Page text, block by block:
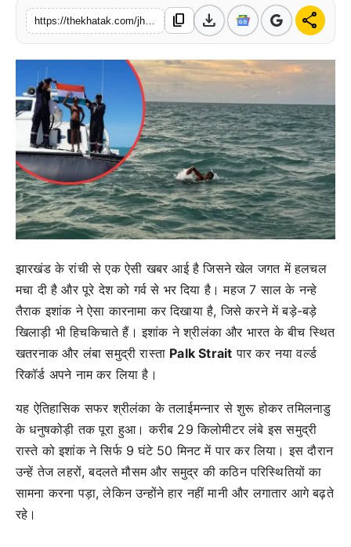
लाइफस्टाइल content_copy download share
झारखंड के रांची से एक ऐसी खबर आई है जिसने खेल जगत में हलचल
मचा दी है और पूरे देश को गर्व से भर दिया है। महज 7 साल के नन्हे
तैराक इशांक ने ऐसा कारनामा कर दिखाया है, जिसे करने में बड़े-बड़े
खिलाड़ी भी हिचकिचाते हैं। इशांक ने श्रीलंका और भारत के बीच स्थित
खतरनाक और लंबा समुद्री रास्ता Palk Strait पार कर नया वर्ल्ड
रिकॉर्ड अपने नाम कर लिया है।
यह ऐतिहासिक सफर श्रीलंका के तलाईमन्नार से शुरू होकर तमिलनाडु
के धनुषकोड़ी तक पूरा हुआ। करीब 29 किलोमीटर लंबे इस समुद्री
रास्ते को इशांक ने सिर्फ 9 घंटे 50 मिनट में पार कर लिया। इस दौरान
उन्हें तेज लहरों, बदलते मौसम और समुद्र की कठिन परिस्थितियों का
सामना करना पड़ा, लेकिन उन्होंने हार नहीं मानी और लगातार आगे बढ़ते
रहे।